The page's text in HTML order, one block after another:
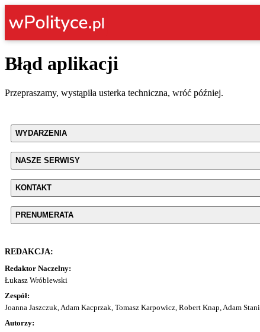
Błąd aplikacji
Przepraszamy, wystąpiła usterka techniczna, wróć później.
WYDARZENIA
NASZE SERWISY
KONTAKT
PRENUMERATA
REDAKCJA:
Redaktor Naczelny:
Łukasz Wróblewski
Zespół:
Joanna Jaszczuk, Adam Kacprzak, Tomasz Karpowicz, Robert Knap, Adam
Autorzy: